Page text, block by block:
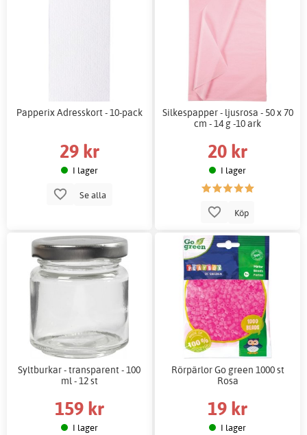
Papperix Adresskort - 10-pack
29 kr
I lager
Se alla
Silkespapper - ljusrosa - 50 x 70
cm - 14 g -10 ark
20 kr
I lager
Köp
Syltburkar - transparent - 100
ml - 12 st
159 kr
I lager
Rörpärlor Go green 1000 st
Rosa
19 kr
I lager